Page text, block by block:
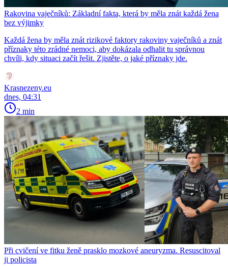
Rakovina vaječníků: Základní fakta, která by měla znát každá žena
bez výjimky
Každá žena by měla znát rizikové faktory rakoviny vaječníků a znát
příznaky této zrádné nemoci, aby dokázala odhalit tu správnou
chvíli, kdy situaci začít řešit. Zjistěte, o jaké příznaky jde.
Krasnezeny.eu
dnes, 04:31
2 min
Při cvičení ve fitku ženě prasklo mozkové aneuryzma. Resuscitoval
ji policista